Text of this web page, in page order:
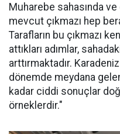
Muharebe sahasında
mevcut çıkmazı hep
Tarafların bu çıkmazı
attıkları adımlar,
arttırmaktadır.
dönemde meydana
kadar ciddi sonuçlar
örneklerdir."